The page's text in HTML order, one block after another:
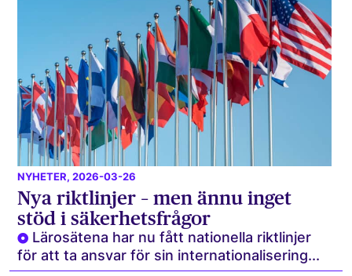
NYHETER, 2026-03-26
Nya riktlinjer – men ännu inget
stöd i säkerhetsfrågor
Lärosätena har nu fått nationella riktlinjer
för att ta ansvar för sin internationalisering...